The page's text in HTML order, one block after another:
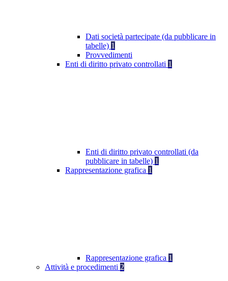
Dati società partecipate (da pubblicare in
tabelle) 1
Provvedimenti
Enti di diritto privato controllati 1
Enti di diritto privato controllati (da
pubblicare in tabelle) 1
Rappresentazione grafica 1
Rappresentazione grafica 1
Attività e procedimenti 2